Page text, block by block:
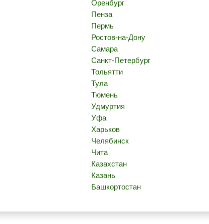
Оренбург
Пенза
Пермь
Ростов-на-Дону
Самара
Санкт-Петербург
Тольятти
Тула
Тюмень
Удмуртия
Уфа
Харьков
Челябинск
Чита
Казахстан
Казань
Башкортостан